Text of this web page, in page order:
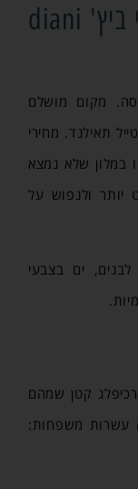
טיול עצמאי בקניה » דיאני ביץ' diani
מקום מושלם
תאילנד. מחירי
במלון שלא נמצא
יותר ולנפוש על
ים בצבעי
קטן שמהם
עשרות משפחות: